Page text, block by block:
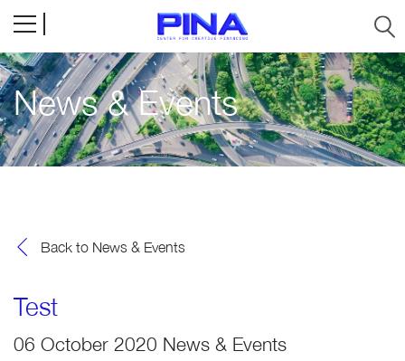
News & Events
Back to News & Events
Test
06 October 2020 News & Events